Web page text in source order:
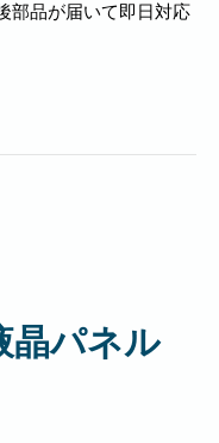
部品が届いて即日対応
晶パネル